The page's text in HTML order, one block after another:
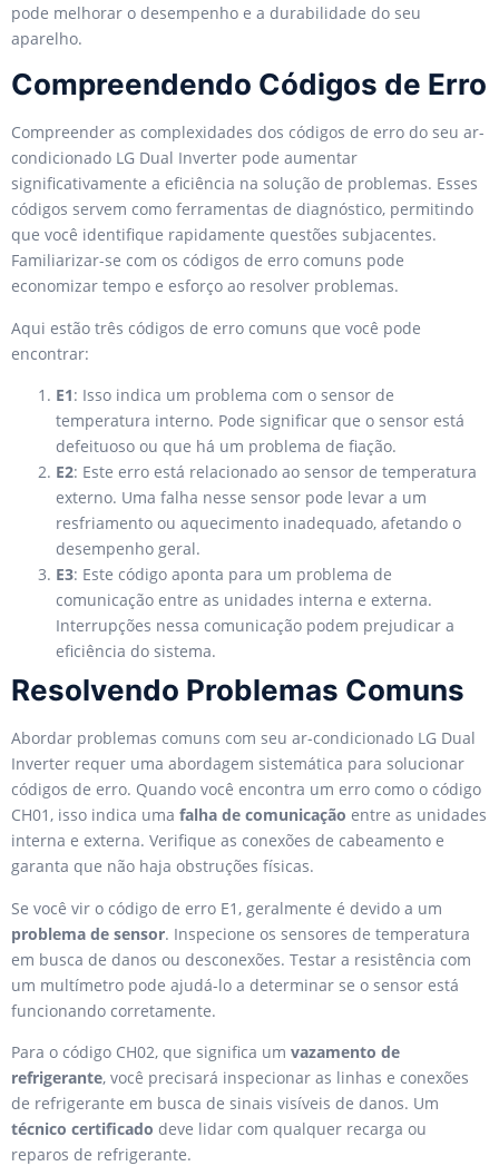
pode melhorar o desempenho e a durabilidade do seu
aparelho.
Compreendendo Códigos de Erro
Compreender as complexidades dos códigos de erro do seu ar-
condicionado LG Dual Inverter pode aumentar
significativamente a eficiência na solução de problemas. Esses
códigos servem como ferramentas de diagnóstico, permitindo
que você identifique rapidamente questões subjacentes.
Familiarizar-se com os códigos de erro comuns pode
economizar tempo e esforço ao resolver problemas.
Aqui estão três códigos de erro comuns que você pode
encontrar:
E1: Isso indica um problema com o sensor de
temperatura interno. Pode significar que o sensor está
defeituoso ou que há um problema de fiação.
E2: Este erro está relacionado ao sensor de temperatura
externo. Uma falha nesse sensor pode levar a um
resfriamento ou aquecimento inadequado, afetando o
desempenho geral.
E3: Este código aponta para um problema de
comunicação entre as unidades interna e externa.
Interrupções nessa comunicação podem prejudicar a
eficiência do sistema.
Resolvendo Problemas Comuns
Abordar problemas comuns com seu ar-condicionado LG Dual
Inverter requer uma abordagem sistemática para solucionar
códigos de erro. Quando você encontra um erro como o código
CH01, isso indica uma falha de comunicação entre as unidades
interna e externa. Verifique as conexões de cabeamento e
garanta que não haja obstruções físicas.
Se você vir o código de erro E1, geralmente é devido a um
problema de sensor. Inspecione os sensores de temperatura
em busca de danos ou desconexões. Testar a resistência com
um multímetro pode ajudá-lo a determinar se o sensor está
funcionando corretamente.
Para o código CH02, que significa um vazamento de
refrigerante, você precisará inspecionar as linhas e conexões
de refrigerante em busca de sinais visíveis de danos. Um
técnico certificado deve lidar com qualquer recarga ou
reparos de refrigerante.